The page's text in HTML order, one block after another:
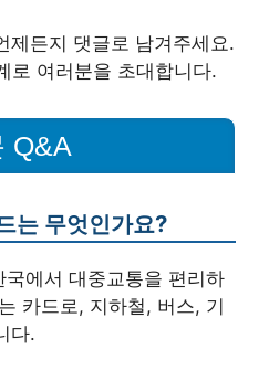
제든지 댓글로 남겨주세요.
로 여러분을 초대합니다.
Q&A
는 무엇인가요?
에서 대중교통을 편리하
카드로, 지하철, 버스, 기
다.